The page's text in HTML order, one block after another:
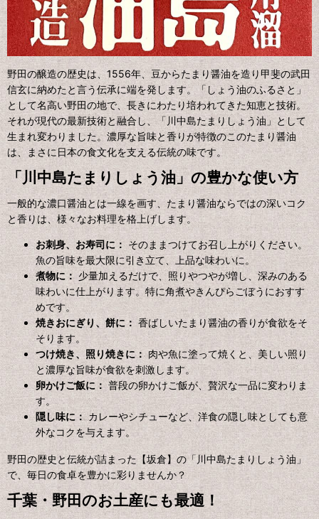
野田の醸造の歴史は、1556年、豆からたまり醤油を造り甲斐の武田
信玄に納めたと言う伝承に端を発します。「しょう油のふるさと」
として名高い野田の地で、長きにわたり培われてきた知恵と技術。
それが現代の最新技術と融合し、「川中島たまりしょう油」として
生まれ変わりました。濃厚な旨味と香りが特徴のこのたまり醤油
は、まさに日本の食文化を支える伝統の味です。
「川中島たまりしょう油」の豊かな使い方
一般的な濃口醤油とは一線を画す、たまり醤油ならではの深いコク
と香りは、様々なお料理を格上げします。
お刺身、お寿司に： そのままつけてお召し上がりください。
魚の旨味を最大限に引き立て、上品な味わいに。
煮物に：少量加えるだけで、照りやつやが増し、深みのある
味わいに仕上がります。特に角煮やきんぴらごぼうにおすす
めです。
焼きおにぎり、餅に： 香ばしいたまり醤油の香りが食欲をそ
そります。
つけ焼き、照り焼きに：肉や魚に塗って焼くと、美しい照り
と濃厚な旨味が食欲を刺激します。
卵かけご飯に： 普段の卵かけご飯が、贅沢な一品に変わりま
す。
隠し味に：カレーやシチューなど、洋食の隠し味としても意
外なコクを与えます。
野田の歴史と伝統が詰まった【坂倉】の「川中島たまりしょう油」
で、毎日の食卓を豊かに彩りませんか？
千葉・野田のお土産にも最適！